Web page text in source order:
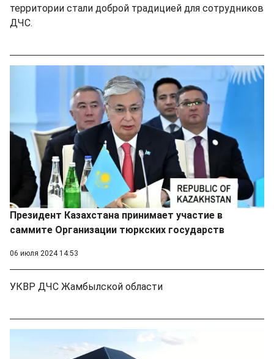
территории стали доброй традицией для сотрудников
ДЧС.
Президент Казахстана принимает участие в
саммите Организации тюркских государств
06 июля 2024 14:53
УКВР ДЧС Жамбылской области